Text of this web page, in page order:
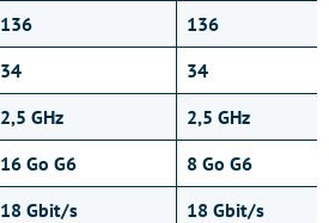
136
136
34
34
2,5 GHz
2,5 GHz
16 Go G6
8 Go G6
18 Gbit/s
18 Gbit/s